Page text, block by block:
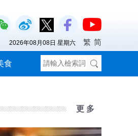
食
2026年08月08日 星期六 繁 简
更 多